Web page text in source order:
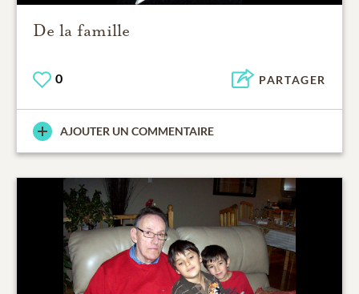
De la famille
0 PARTAGER
AJOUTER UN COMMENTAIRE